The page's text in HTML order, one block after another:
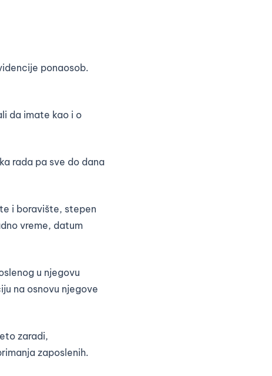
ponaosob.
da imate kao i o
rada pa sve do dana
i boravište, stepen
vreme, datum
u njegovu
na osnovu njegove
zaradi,
zaposlenih.